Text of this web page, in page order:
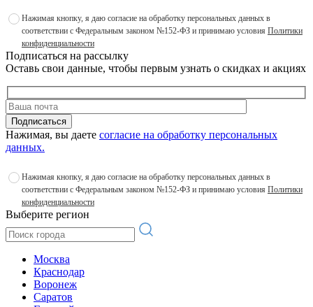
Нажимая кнопку, я даю согласие на обработку персональных данных в
соответствии с Федеральным законом №152-ФЗ и принимаю условия Политики
конфиденциальности
Подписаться на рассылку
Оставь свои данные, чтобы первым узнать о скидках и акциях
Подписаться
Нажимая, вы даете согласие на обработку персональных
данных.
Нажимая кнопку, я даю согласие на обработку персональных данных в
соответствии с Федеральным законом №152-ФЗ и принимаю условия Политики
конфиденциальности
Выберите регион
Москва
Краснодар
Воронеж
Саратов